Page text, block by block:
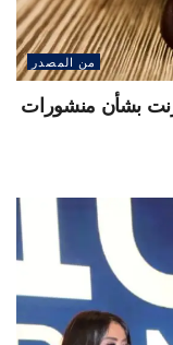
من المصدر
بشأن منشورات